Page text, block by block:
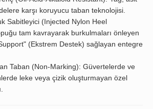
karşı koruyucu taban teknolojisi.
Sabitleyici (Injected Nylon Heel
tam kavrayarak burkulmaları önleyen
(Ekstrem Destek) sağlayan entegre
Taban (Non-Marking): Güvertelerde ve
leke veya çizik oluşturmayan özel